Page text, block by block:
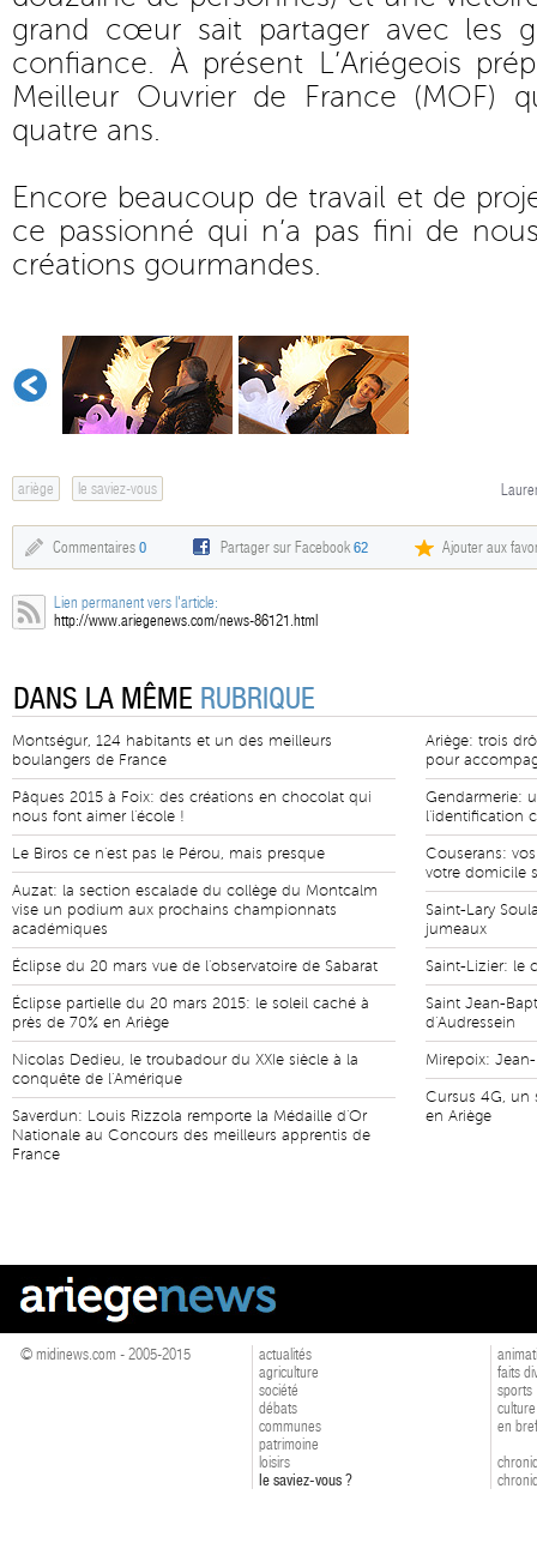
grand cœur sait partager avec les
confiance. À présent L’Ariégeois
Meilleur Ouvrier de France (MOF)
quatre ans.
Encore beaucoup de travail et de
ce passionné qui n’a pas fini de
créations gourmandes.
ariège le saviez-vous
Commentaires 0 Partager sur Facebook62 Ajouter aux
Lien permanent vers l'article:
http://www.ariegenews.com/news-86121.html
DANS LA MÊME RUBRIQUE
Montségur, 124 habitants et un des meilleurs
boulangers de France
Pâques 2015 à Foix: des créations en chocolat qui
nous font aimer l'école !
Le Biros ce n'est pas le Pérou, mais presque
Auzat: la section escalade du collège du Montcalm
vise un podium aux prochains championnats
académiques
Éclipse du 20 mars vue de l'observatoire de Sabarat
Éclipse partielle du 20 mars 2015: le soleil caché à
près de 70% en Ariège
Nicolas Dedieu, le troubadour du XXIe siècle à la
conquête de l'Amérique
Saverdun: Louis Rizzola remporte la Médaille d'Or
Nationale au Concours des meilleurs apprentis de
France
Ariège: trois
pour
Gendarmerie:
l'identification
Couserans:
votre domicile
Saint-Lary
jumeaux
Saint-Lizier: le
Saint Jean-
d'Audressein
Mirepoix:
Cursus 4G, un
en Ariège
© midinews.com - 2005-2015
actualités
agriculture
société
débats
communes
patrimoine
loisirs
le saviez-vous ?
faits
sports
culture
en bref